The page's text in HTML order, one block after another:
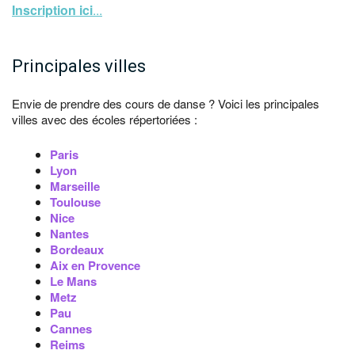
Inscription ici...
Principales villes
Envie de prendre des cours de danse ? Voici les principales
villes avec des écoles répertoriées :
Paris
Lyon
Marseille
Toulouse
Nice
Nantes
Bordeaux
Aix en Provence
Le Mans
Metz
Pau
Cannes
Reims